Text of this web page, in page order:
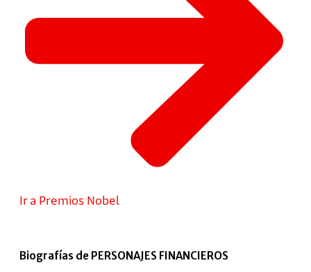
Ir a Premios Nobel
Biografías de PERSONAJES FINANCIEROS